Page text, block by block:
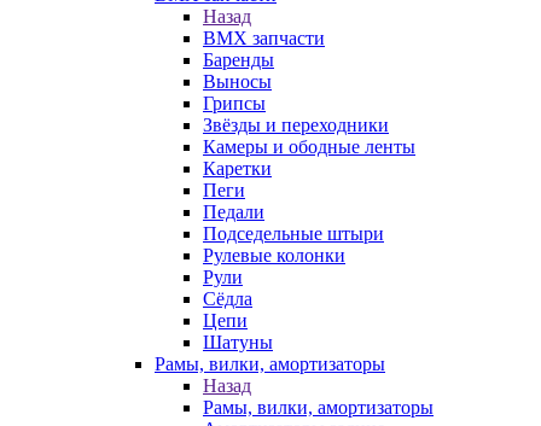
Назад
BMX запчасти
Баренды
Выносы
Грипсы
Звёзды и переходники
Камеры и ободные ленты
Каретки
Пеги
Педали
Подседельные штыри
Рулевые колонки
Рули
Сёдла
Цепи
Шатуны
Рамы, вилки, амортизаторы
Назад
Рамы, вилки, амортизаторы